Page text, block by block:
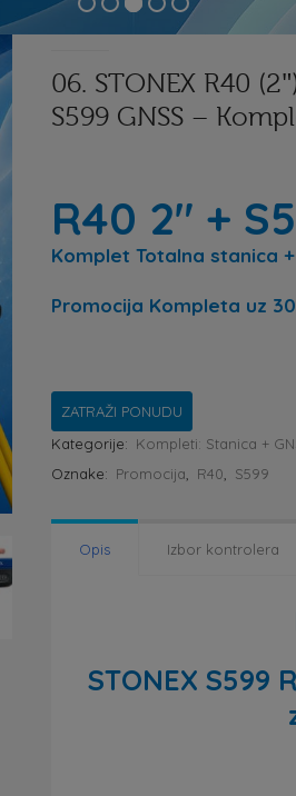
06. STONEX R40
S599 GNSS –
R40 2″ +
Komplet Totalna stanica +
Promocija Kompleta uz
ZATRAŽI PONUDU
Kategorije: Kompleti: Stanica +
Oznake: Promocija R40 S599
Opis Izbor kontrolera
STONEX S599